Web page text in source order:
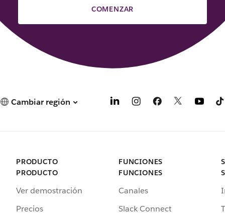
COMENZAR
Cambiar región
PRODUCTO
PRODUCTO
Ver demostración
Precios
FUNCIONES
FUNCIONES
Canales
Slack Connect